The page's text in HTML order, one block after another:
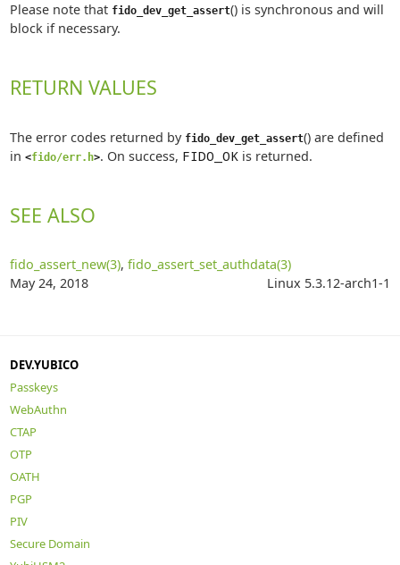
Please note that fido_dev_get_assert() is synchronous and will
block if necessary.
RETURN VALUES
The error codes returned by fido_dev_get_assert() are defined
in <fido/err.h>. On success, FIDO_OKis returned.
SEE ALSO
fido_assert_new(3), fido_assert_set_authdata(3)
May 24, 2018
Linux 5.3.12-arch1-1
DEV.YUBICO
Passkeys
WebAuthn
CTAP
OTP
OATH
PGP
PIV
Secure Domain